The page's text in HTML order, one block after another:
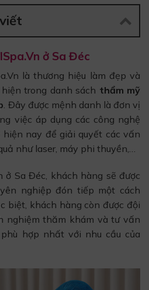
ở Sa Đéc
là thương hiệu làm đẹp và
trong danh sách thẩm mỹ
. Đây được mệnh danh là đơn vị
việc áp dụng các công nghệ
nay để giải quyết các vấn
như laser, máy phi thuyền,…
ở Sa Đéc, khách hàng sẽ được
nghiệp đón tiếp một cách
biệt, khách hàng còn được đội
nghiệm thăm khám và tư vấn
hợp nhất với nhu cầu của